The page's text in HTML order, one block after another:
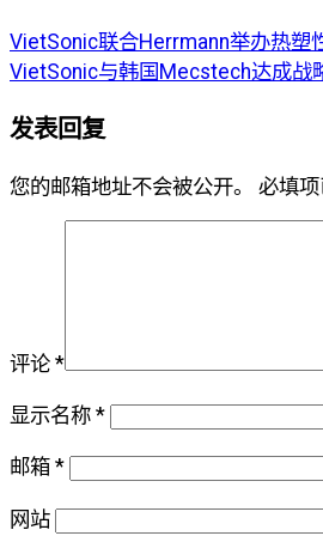
VietSonic联合Herrmann举办热塑
VietSonic与韩国Mecstech达成战
发表回复
您的邮箱地址不会被公开。 必填
评论 *
显示名称 *
邮箱 *
网站